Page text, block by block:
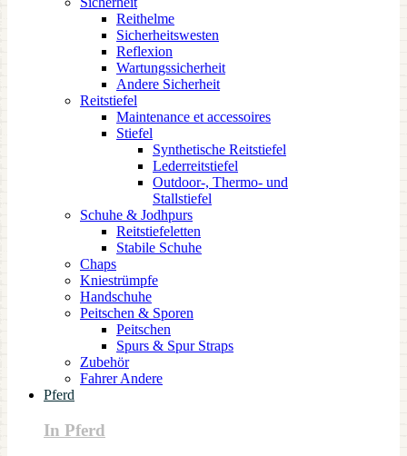
Reithelme
Sicherheitswesten
Reflexion
Wartungssicherheit
Andere Sicherheit
Reitstiefel
Maintenance et accessoires
Stiefel
Synthetische Reitstiefel
Lederreitstiefel
Outdoor-, Thermo- und
Stallstiefel
Schuhe & Jodhpurs
Reitstiefeletten
Stabile Schuhe
Chaps
Kniestrümpfe
Handschuhe
Peitschen & Sporen
Peitschen
Spurs & Spur Straps
Zubehör
Fahrer Andere
Pferd
In Pferd